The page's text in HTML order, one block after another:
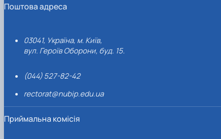
Поштова адреса
03041, Україна, м. Київ,
вул. Героїв Оборони, буд. 15.
(044) 527-82-42
rectorat@nubip.edu.ua
Приймальна комісія